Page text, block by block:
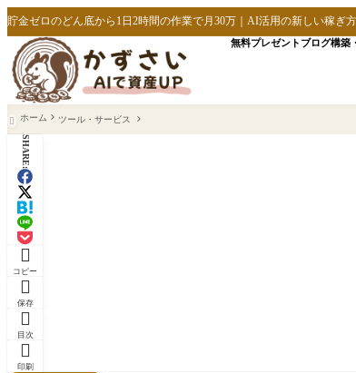
貯金ゼロのどん底から1日2時間の作業で月30万｜AI活用の新しい稼ぎ方
無料プレゼント ブログ構築
 ホーム ツール・サービス
SHARE:

コピー

保存

目次

印刷